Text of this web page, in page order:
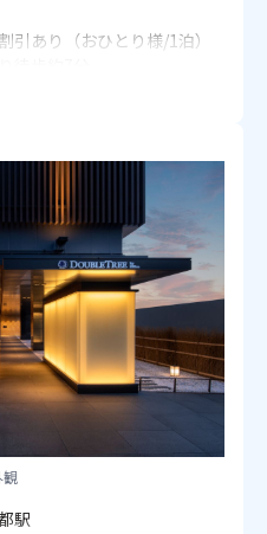
_朝食ビュッフェ（イメー
あり（おひとり様/1泊）
徒歩約2分
・3名1室：26㎡
引あり（おひとり様/1泊）
徒歩約2分
/ 2名1室（ダブル）：15㎡
名1室：24㎡
により客室デザイン・イ
観
駅